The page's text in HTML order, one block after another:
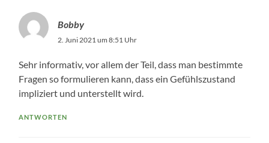
Bobby
2. Juni 2021 um 8:51 Uhr
Sehr informativ, vor allem der Teil, dass man bestimmte
Fragen so formulieren kann, dass ein Gefühlszustand
impliziert und unterstellt wird.
ANTWORTEN